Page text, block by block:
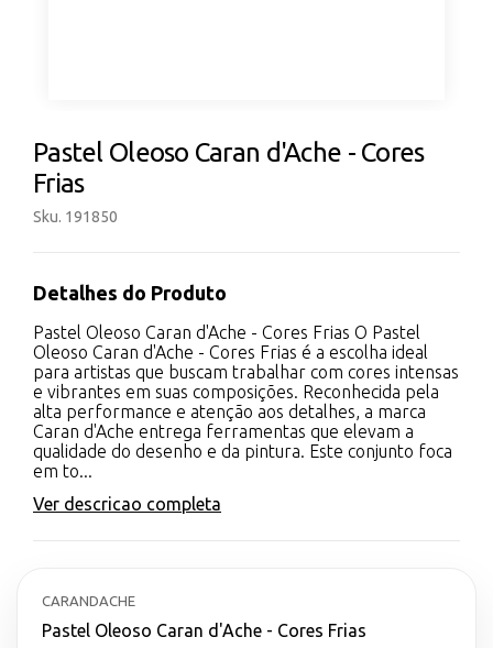
Pastel Oleoso Caran d'Ache - Cores
Frias
Sku. 191850
Detalhes do Produto
Pastel Oleoso Caran d'Ache - Cores Frias O Pastel
Oleoso Caran d'Ache - Cores Frias é a escolha ideal
para artistas que buscam trabalhar com cores intensas
e vibrantes em suas composições. Reconhecida pela
alta performance e atenção aos detalhes, a marca
Caran d'Ache entrega ferramentas que elevam a
qualidade do desenho e da pintura. Este conjunto foca
em to...
Ver descricao completa
CARANDACHE
Pastel Oleoso Caran d'Ache - Cores Frias